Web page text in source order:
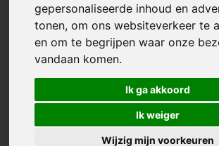
gepersonaliseerde inhoud en
tonen, om ons websiteverkeer te
en om te begrijpen waar onze
vandaan komen.
Ik ga akkoord
Ik weiger
Wijzig mijn voorkeuren